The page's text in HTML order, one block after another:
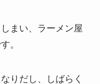
まい、ラーメン屋
。
りだし、しばらく